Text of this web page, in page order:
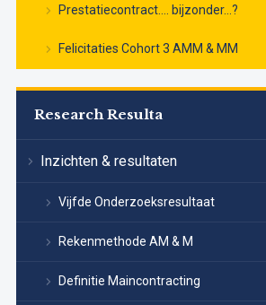
Prestatiecontract…. bijzonder…?
Felicitaties Cohort 3 AMM & MM
Research Resulta
Inzichten & resultaten
Vijfde Onderzoeksresultaat
Rekenmethode AM & M
Definitie Maincontracting